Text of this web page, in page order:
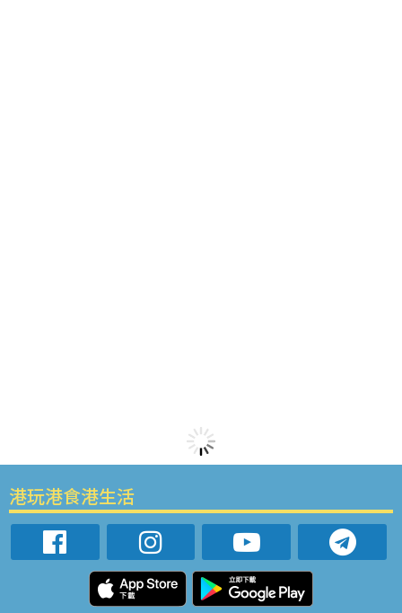
港玩港食港生活